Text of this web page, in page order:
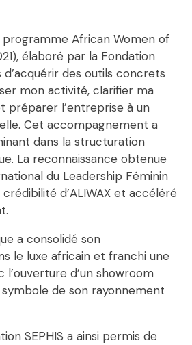
African Women of
élaboré par la Fondation
d’acquérir des outils concrets
mon activité, clarifier ma
préparer l’entreprise à un
Cet accompagnement a
dans la structuration
La reconnaissance obtenue
du Leadership Féminin
d’ALIWAX et accéléré
a consolidé son
le luxe africain et franchi une
d’un showroom
de son rayonnement
SEPHIS a ainsi permis de